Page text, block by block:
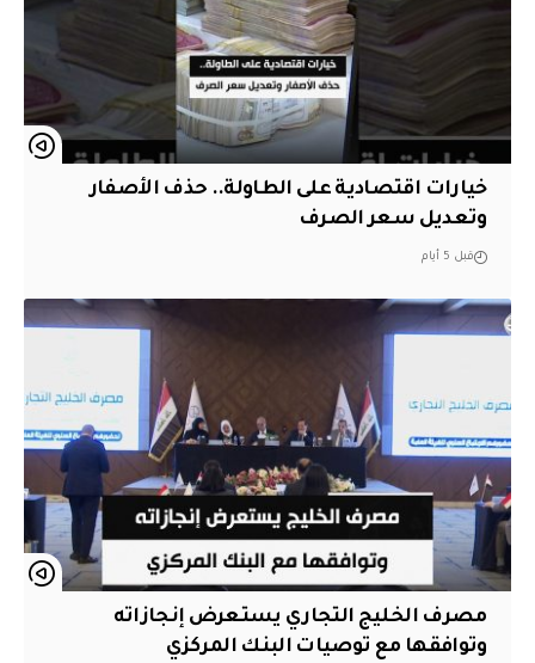
خيارات اقتصادية على الطاولة.. حذف الأصفار
وتعديل سعر الصرف
قبل 5 أيام
مصرف الخليج التجاري يستعرض إنجازاته
وتوافقها مع توصيات البنك المركزي